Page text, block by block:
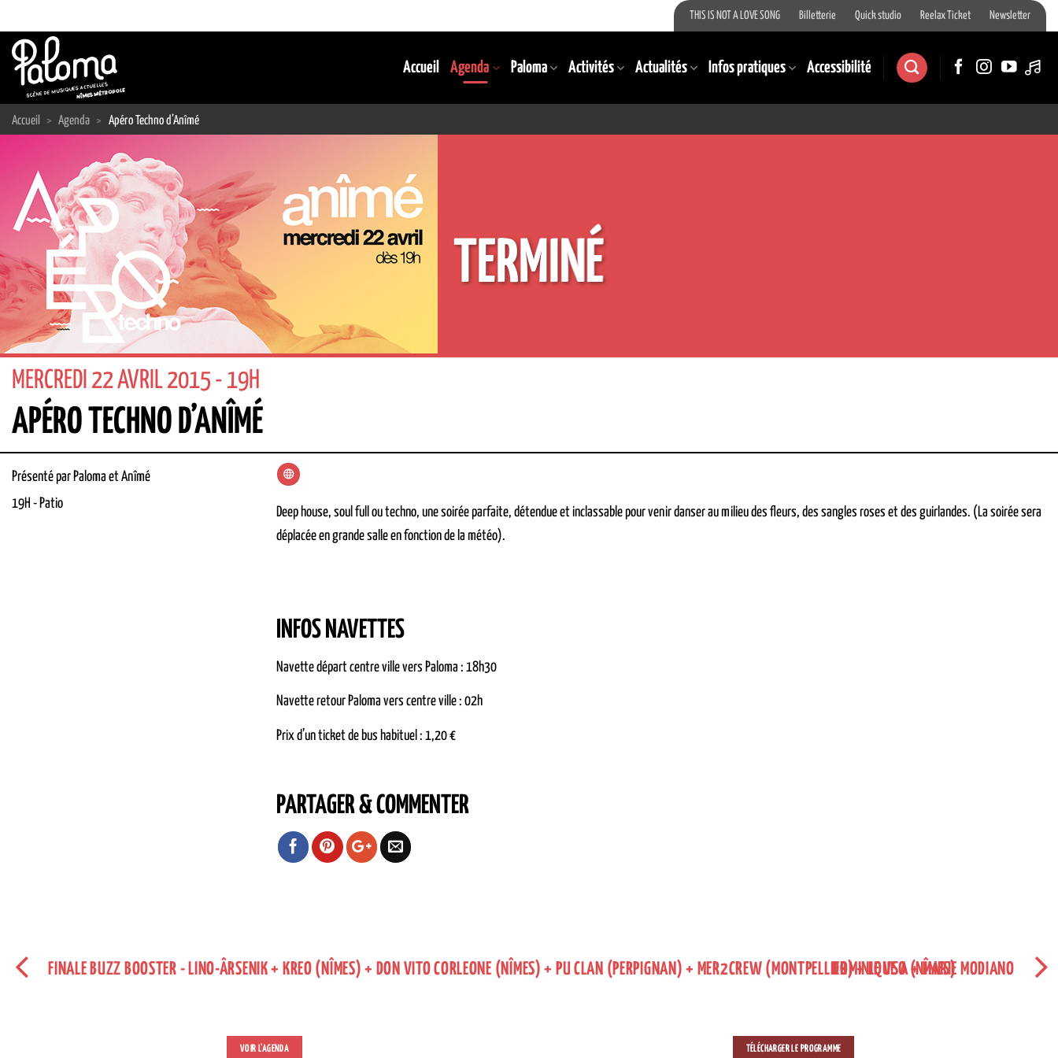
au
contenu
THIS IS NOT A LOVE SONG Billetterie Quick studio Reelax Ticket Newsletter
Accueil Agenda Paloma Activités Actualités Infos pratiques Accessibilité
Accueil > Agenda > Apéro Techno d’Anîmé
TERMINÉ
MERCREDI 22 AVRIL 2015 - 19H
APÉRO TECHNO D’ANÎMÉ
Présenté par Paloma et Anîmé
19H - Patio
Deep house, soul full ou techno, une soirée parfaite, détendue et inclassable pour venir danser au milieu des fleurs, des sangles roses et des guirlandes. (La soirée sera
déplacée en grande salle en fonction de la météo).
INFOS NAVETTES
Navette départ centre ville vers Paloma : 18h30
Navette retour Paloma vers centre ville : 02h
Prix d’un ticket de bus habituel : 1,20 €
PARTAGER & COMMENTER
FINALE BUZZ BOOSTER - LINO-ÂRSENIK + KREO (NÎMES) + DON VITO CORLEONE (NÎMES) + PU CLAN (PERPIGNAN) + MER2CREW (MONTPELLIER) + LE VSO (NÎMES)
DOMINIQUE A + MARIE MODIANO
VOIR L'AGENDA TÉLÉCHARGER LE PROGRAMME